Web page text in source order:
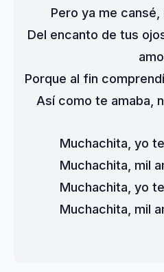
Pero ya me
Del encanto de tus
Porque al fin
Así como te amaba,
Muchachita, yo
Muchachita, mil
Muchachita, yo
Muchachita, mil